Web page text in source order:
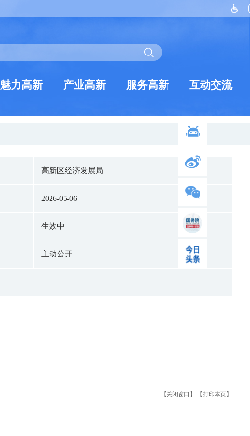
魅力高新 产业高新 服务高新 互动交流
高新区经济发展局
2026-05-06
生效中
主动公开
【关闭窗口】 【打印本页】